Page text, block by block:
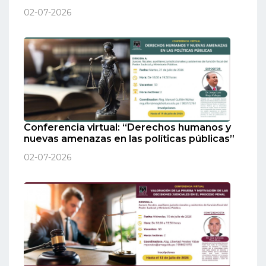
02-07-2026
Conferencia virtual: “Derechos humanos y
nuevas amenazas en las políticas públicas”
02-07-2026